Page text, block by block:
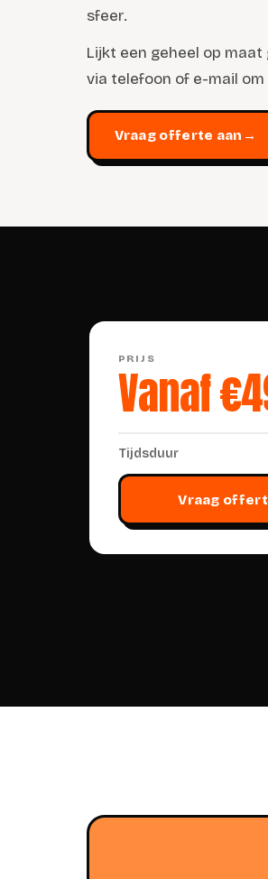
sfeer.
Lijkt een geheel op
via telefoon of e-mail
Vraag offerte aan →
PRIJS
Vanaf
Tijdsduur
Vraag